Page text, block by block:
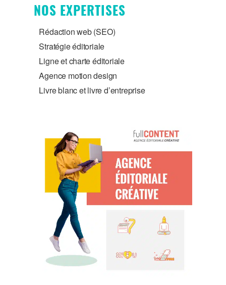
NOS EXPERTISES
Rédaction web (SEO)
Stratégie éditoriale
Ligne et charte éditoriale
Agence motion design
Livre blanc et livre d’entreprise